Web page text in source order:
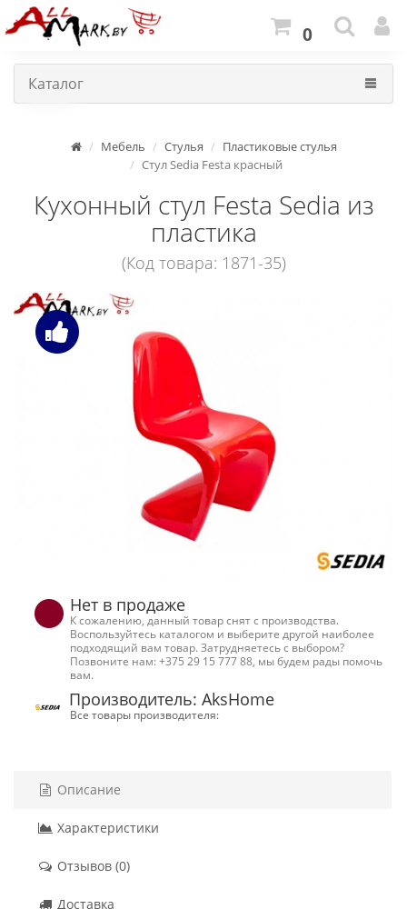
0
Каталог
Мебель Стулья
Пластиковые стулья
Стул Sedia Festa красный
Кухонный стул Festa Sedia из
пластика
(Код товара: 1871-35)
Нет в продаже
К сожалению, данный товар снят с производства.
Воспользуйтесь каталогом и выберите другой наиболее
подходящий вам товар. Затрудняетесь с выбором?
Позвоните нам: +375 29 15 777 88, мы будем рады помочь
вам.
Производитель: AksHome
Все товары производителя:
Описание
Характеристики
Отзывов (0)
Доставка